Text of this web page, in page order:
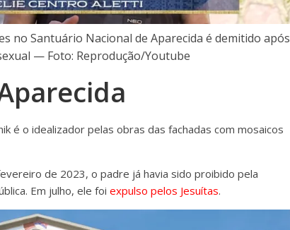
no Santuário Nacional de Aparecida é demitido após
— Foto: Reprodução/Youtube
é o idealizador pelas obras das fachadas com mosaicos
de 2023, o padre já havia sido proibido pela
Em julho, ele foi expulso pelos Jesuítas.